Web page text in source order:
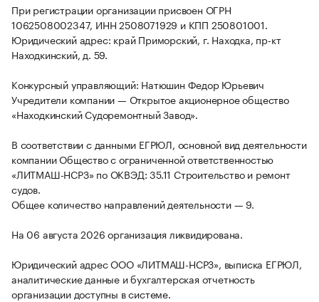
При регистрации организации присвоен ОГРН
1062508002347, ИНН 2508071929 и КПП 250801001.
Юридический адрес: край Приморский, г. Находка, пр-кт
Находкинский, д. 59.
Конкурсный управляющий: Натюшин Федор Юрьевич
Учредители компании — Открытое акционерное общество
«Находкинский Судоремонтный Завод».
В соответствии с данными ЕГРЮЛ, основной вид деятельности
компании Общество с ограниченной ответственностью
«ЛИТМАШ-НСРЗ» по ОКВЭД: 35.11 Строительство и ремонт
судов.
Общее количество направлений деятельности — 9.
На 06 августа 2026 организация ликвидирована.
Юридический адрес ООО «ЛИТМАШ-НСРЗ», выписка ЕГРЮЛ,
аналитические данные и бухгалтерская отчетность
организации доступны в системе.